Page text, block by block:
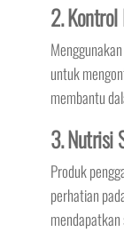
2.
untuk
membantu
3. Nutrisi
Produk
perhatian